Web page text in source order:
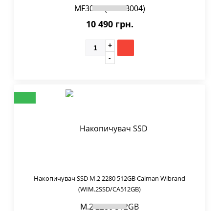
10 490 грн.
Накопичувач SSD M.2 2280 512GB Caiman Wibrand
(WIM.2SSD/CA512GB)